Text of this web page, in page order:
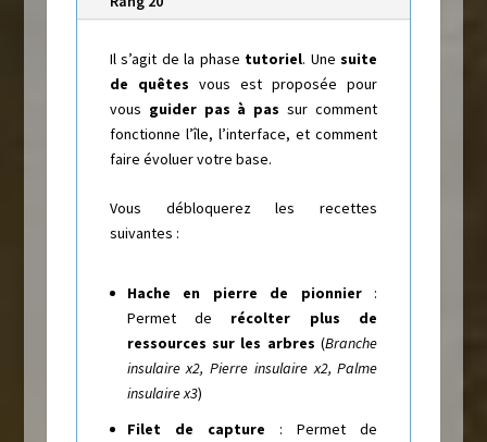
Il s’agit de la phase tutoriel. Unesuite
de quêtes vous est proposée pour
vous guider pas à pas sur comment
fonctionne l’île, l’interface, et comment
faire évoluer votre base.
Vous débloquerez les recettes
suivantes :
Hache en pierre de pionnier:
Permet de récolter plus de
ressources sur les arbres (Branche
insulaire x2, Pierre insulaire x2, Palme
insulaire x3)
Filet de capture : Permet de